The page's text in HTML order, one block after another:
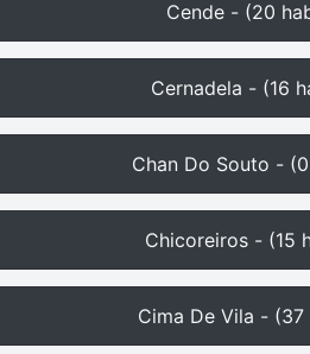
Cende - (20
Cernadela - (16
Chan Do Souto -
Chicoreiros - (15
Cima De Vila - (37